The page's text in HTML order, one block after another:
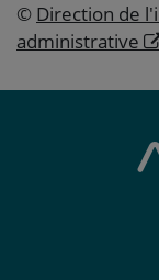
© Direction de
administrative